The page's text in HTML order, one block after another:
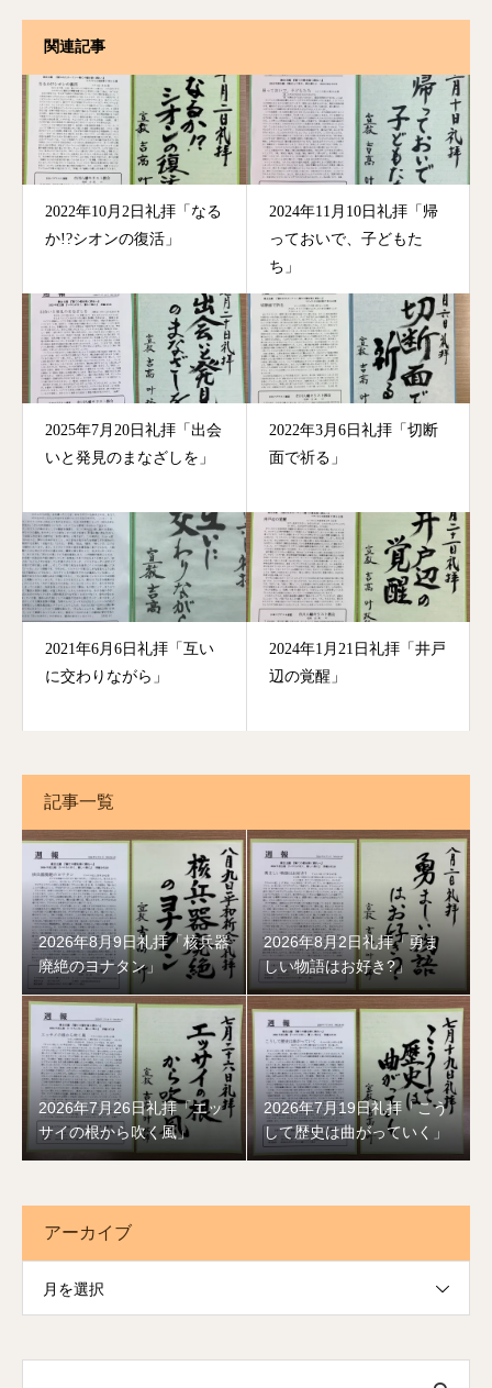
関連記事
2022年10月2日礼拝「なる
か!?シオンの復活」
2024年11月10日礼拝「帰
っておいで、子どもた
ち」
2025年7月20日礼拝「出会
いと発見のまなざしを」
2022年3月6日礼拝「切断
面で祈る」
2021年6月6日礼拝「互い
に交わりながら」
2024年1月21日礼拝「井戸
辺の覚醒」
記事一覧
2026年8月9日礼拝「核兵器
廃絶のヨナタン」
2026年8月2日礼拝「勇ま
しい物語はお好き?」
2026年7月26日礼拝「エッ
サイの根から吹く風」
2026年7月19日礼拝「こう
して歴史は曲がっていく」
アーカイブ
月を選択